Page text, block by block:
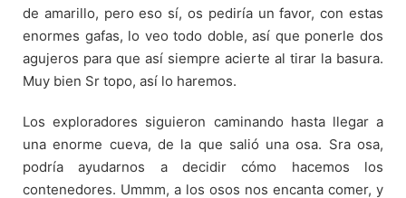
de amarillo, pero eso sí, os pediría un favor, con estas
enormes gafas, lo veo todo doble, así que ponerle dos
agujeros para que así siempre acierte al tirar la basura.
Muy bien Sr topo, así lo haremos.
Los exploradores siguieron caminando hasta llegar a
una enorme cueva, de la que salió una osa. Sra osa,
podría ayudarnos a decidir cómo hacemos los
contenedores. Ummm, a los osos nos encanta comer, y